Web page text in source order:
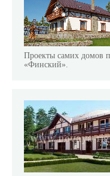
Проекты самих домов
«Финский».